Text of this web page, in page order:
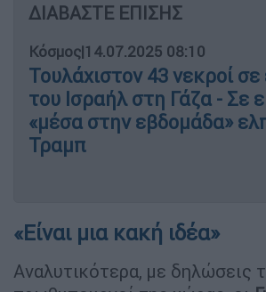
ΔΙΑΒΑΣΤΕ ΕΠΙΣΗΣ
Κόσμος|14.07.2025 08:10
Τουλάχιστον 43 νεκροί
του Ισραήλ στη Γάζα - Σε
«μέσα στην εβδομάδα»
Τραμπ
«Είναι μια κακή ιδέα»
Αναλυτικότερα, με δηλώσεις